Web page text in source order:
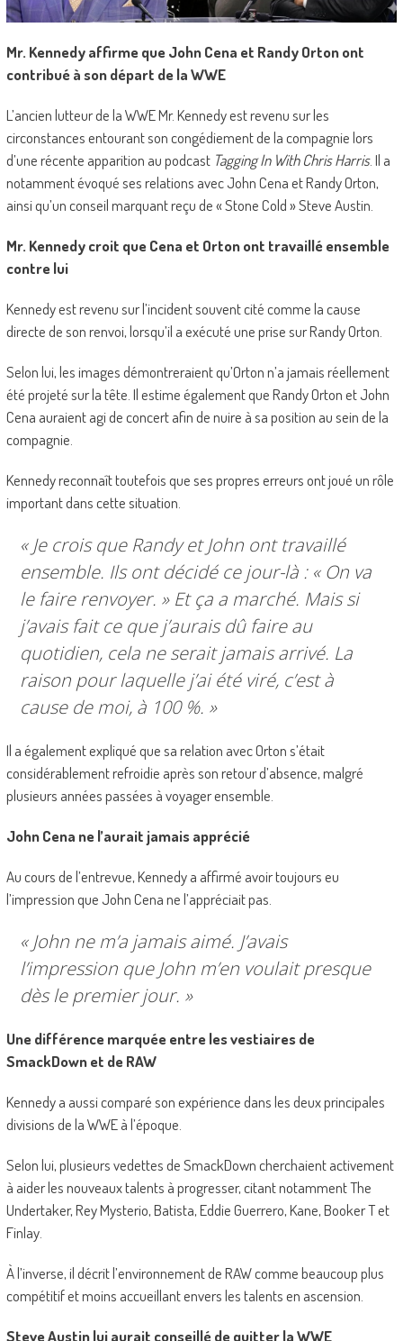
Mr. Kennedy affirme que John Cena et Randy Orton ont
contribué à son départ de la WWE
L’ancien lutteur de la WWE Mr. Kennedy est revenu sur les
circonstances entourant son congédiement de la compagnie lors
d’une récente apparition au podcast Tagging In With Chris Harris. Il a
notamment évoqué ses relations avec John Cena et Randy Orton,
ainsi qu’un conseil marquant reçu de « Stone Cold » Steve Austin.
Mr. Kennedy croit que Cena et Orton ont travaillé ensemble
contre lui
Kennedy est revenu sur l’incident souvent cité comme la cause
directe de son renvoi, lorsqu’il a exécuté une prise sur Randy Orton.
Selon lui, les images démontreraient qu’Orton n’a jamais réellement
été projeté sur la tête. Il estime également que Randy Orton et John
Cena auraient agi de concert afin de nuire à sa position au sein de la
compagnie.
Kennedy reconnaît toutefois que ses propres erreurs ont joué un rôle
important dans cette situation.
« Je crois que Randy et John ont travaillé
ensemble. Ils ont décidé ce jour-là : « On va
le faire renvoyer. » Et ça a marché. Mais si
j’avais fait ce que j’aurais dû faire au
quotidien, cela ne serait jamais arrivé. La
raison pour laquelle j’ai été viré, c’est à
cause de moi, à 100 %. »
Il a également expliqué que sa relation avec Orton s’était
considérablement refroidie après son retour d’absence, malgré
plusieurs années passées à voyager ensemble.
John Cena ne l’aurait jamais apprécié
Au cours de l’entrevue, Kennedy a affirmé avoir toujours eu
l’impression que John Cena ne l’appréciait pas.
« John ne m’a jamais aimé. J’avais
l’impression que John m’en voulait presque
dès le premier jour. »
Une différence marquée entre les vestiaires de
SmackDown et de RAW
Kennedy a aussi comparé son expérience dans les deux principales
divisions de la WWE à l’époque.
Selon lui, plusieurs vedettes de SmackDown cherchaient activement
à aider les nouveaux talents à progresser, citant notamment The
Undertaker, Rey Mysterio, Batista, Eddie Guerrero, Kane, Booker T et
Finlay.
À l’inverse, il décrit l’environnement de RAW comme beaucoup plus
compétitif et moins accueillant envers les talents en ascension.
Steve Austin lui aurait conseillé de quitter la WWE